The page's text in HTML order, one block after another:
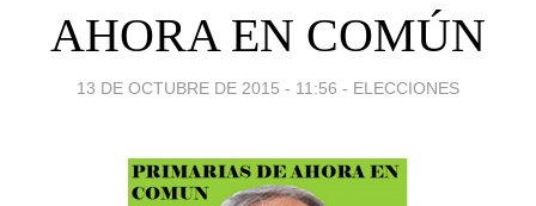
AHORA EN COMÚN
13 DE OCTUBRE DE 2015 - 11:56 - ELECCIONES